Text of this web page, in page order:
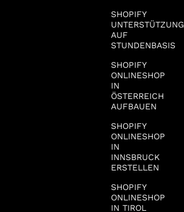
SHOPIFY
UNTERSTÜTZUNG
AUF
STUNDENBASIS
SHOPIFY
ONLINESHOP
IN
ÖSTERREICH
AUFBAUEN
SHOPIFY
ONLINESHOP
IN
INNSBRUCK
ERSTELLEN
SHOPIFY
ONLINESHOP
IN TIROL